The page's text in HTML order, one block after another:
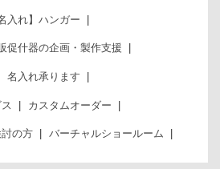
入れ】ハンガー
促什器の企画・製作支援
名入れ承ります
カスタムオーダー
の方 バーチャルショールーム